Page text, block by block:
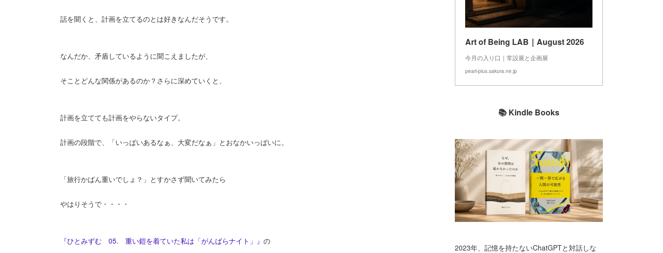
話を聞くと、計画を立てるのとは好きなんだそうです。
なんだか、矛盾しているように聞こえましたが、
そことどんな関係があるのか？さらに深めていくと、
計画を立てても計画をやらないタイプ。
計画の段階で、「いっぱいあるなぁ、大変だなぁ」とおなかいっぱいに。
「旅行かばん重いでしょ？」とすかさず聞いてみたら
やはりそうで・・・・
『ひとみずむ 05. 重い鎧を着ていた私は「がんばらナイト」』 の
Art of Being LAB｜August 2026
今月の入り口｜常設展と企画展
pearl-plus.sakura.ne.jp
📚 Kindle Books
2023年、記憶を持たないChatGPTと対話しな